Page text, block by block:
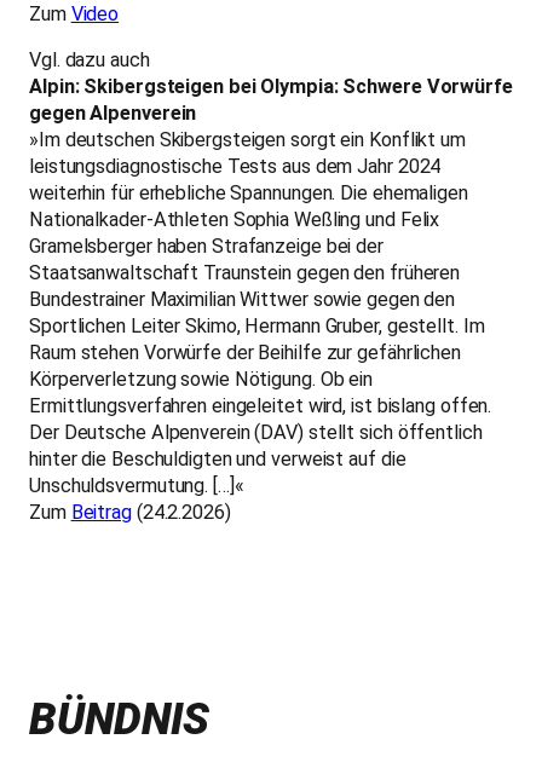
Zum Video
Vgl. dazu auch
Alpin: Skibergsteigen bei Olympia: Schwere Vorwürfe
gegen Alpenverein
»Im deutschen Skibergsteigen sorgt ein Konflikt um
leistungsdiagnostische Tests aus dem Jahr 2024
weiterhin für erhebliche Spannungen. Die ehemaligen
Nationalkader-Athleten Sophia Weßling und Felix
Gramelsberger haben Strafanzeige bei der
Staatsanwaltschaft Traunstein gegen den früheren
Bundestrainer Maximilian Wittwer sowie gegen den
Sportlichen Leiter Skimo, Hermann Gruber, gestellt. Im
Raum stehen Vorwürfe der Beihilfe zur gefährlichen
Körperverletzung sowie Nötigung. Ob ein
Ermittlungsverfahren eingeleitet wird, ist bislang offen.
Der Deutsche Alpenverein (DAV) stellt sich öffentlich
hinter die Beschuldigten und verweist auf die
Unschuldsvermutung. […]«
Zum Beitrag(24.2.2026)
BÜNDNIS